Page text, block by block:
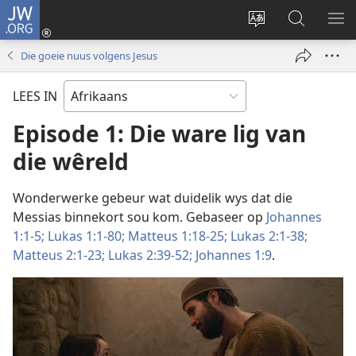
JW.ORG
Verander
Meld
aan
venster
Soek
op
JW.ORG
Die goeie nuus volgens Jesus
LEES IN
Episode 1: Die ware lig van
die wêreld
Wonderwerke gebeur wat duidelik wys dat die
Messias binnekort sou kom. Gebaseer op Johannes
1:1-5; Lukas 1:1-80; Matteus 1:18-25; Lukas 2:1-38;
Matteus 2:1-23; Lukas 2:39-52; Johannes 1:9.